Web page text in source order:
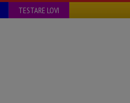
TESTARE LOVI